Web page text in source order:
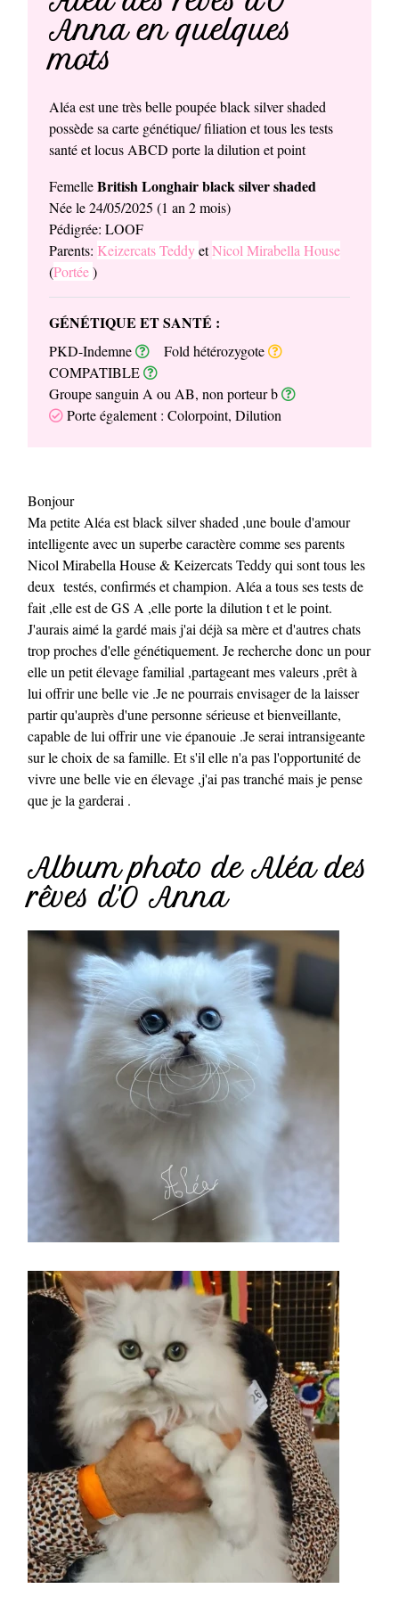
Anna en quelques
mots
Aléa est une très belle poupée black silver shaded
possède sa carte génétique/ filiation et tous les tests
santé et locus ABCD porte la dilution et point
FemelleBritish Longhair black silver shaded
Née le 24/05/2025 (1 an 2 mois)
Pédigrée: LOOF
Parents: Keizercats TeddyetNicol Mirabella House
(Portée)
GÉNÉTIQUE ET SANTÉ :
PKD-Indemne
Fold hétérozygote
COMPATIBLE
Groupe sanguin A ou AB, non porteur b
Porte également : Colorpoint, Dilution
Bonjour
Ma petite Aléa est black silver shaded ,une boule d'amour
intelligente avec un superbe caractère comme ses parents
Nicol Mirabella House & Keizercats Teddy qui sont tous les
deux testés, confirmés et champion. Aléa a tous ses tests de
fait ,elle est de GS A ,elle porte la dilution t et le point.
J'aurais aimé la gardé mais j'ai déjà sa mère et d'autres chats
trop proches d'elle génétiquement. Je recherche donc un pour
elle un petit élevage familial ,partageant mes valeurs ,prêt à
lui offrir une belle vie .Je ne pourrais envisager de la laisser
partir qu'auprès d'une personne sérieuse et bienveillante,
capable de lui offrir une vie épanouie .Je serai intransigeante
sur le choix de sa famille. Et s'il elle n'a pas l'opportunité de
vivre une belle vie en élevage ,j'ai pas tranché mais je pense
que je la garderai .
Album photo de Aléa des
rêves d'O Anna